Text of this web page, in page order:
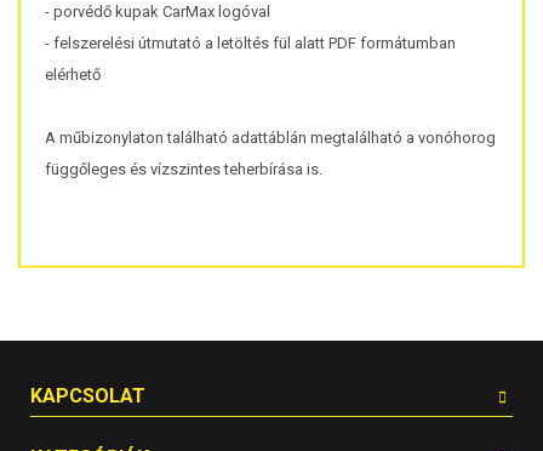
- porvédő kupak CarMax logóval
- felszerelési útmutató a letöltés fül alatt PDF formátumban
elérhető
A műbizonylaton található adattáblán megtalálható a vonóhorog
függőleges és vízszintes teherbírása is.
KAPCSOLAT